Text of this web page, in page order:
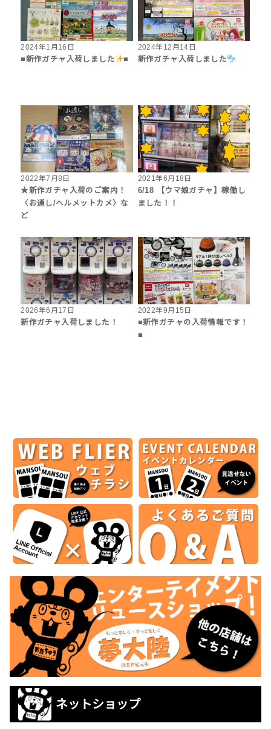
2024年1月16日
■新作ガチャ入荷しました
■
2024年12月14日
新作ガチャ入荷しました
2022年7月8日
★新作ガチャ入荷のご案内！
〈お通し/ヘルメットカメ〉な
ど
2021年6月18日
6/18 【ウマ娘ガチャ】稼働し
ました！！
2026年6月17日
新作ガチャ入荷しました！
2022年9月15日
■新作ガチャの入荷情報です！
■
ネットショップ